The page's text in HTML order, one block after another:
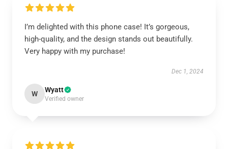
I’m delighted with this phone case! It’s gorgeous,
high-quality, and the design stands out beautifully.
Very happy with my purchase!
Dec 1, 2024
W Wyatt
Verified owner